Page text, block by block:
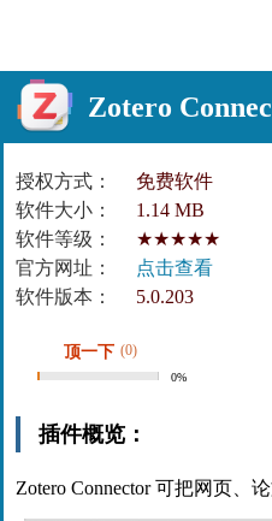
Zotero
授权方式： 免费软件
软件大小：
1.14 MB
软件等级：
★★★★★
官方网址：
点击查看
软件版本：
5.0.203
顶一下 (0)
0%
插件概览：
Zotero Connector 可把网页、